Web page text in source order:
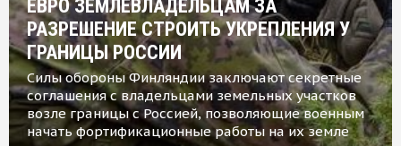
ЕВРО ЗЕМЛЕВЛАДЕЛЬЦАМ ЗА
РАЗРЕШЕНИЕ СТРОИТЬ УКРЕПЛЕНИЯ У
ГРАНИЦЫ РОССИИ
Силы обороны Финляндии заключают секретные
соглашения с владельцами земельных участков
возле границы с Россией, позволяющие военным
начать фортификационные работы на их земле